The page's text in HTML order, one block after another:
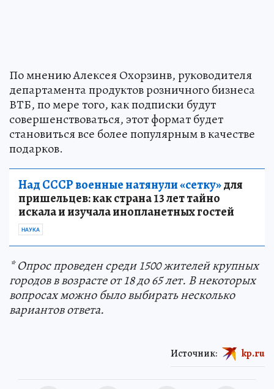
По мнению Алексея Охорзинв, руководителя
департамента продуктов розничного бизнеса
ВТБ, по мере того, как подписки будут
совершенствоваться, этот формат будет
становиться все более популярным в качестве
подарков.
Над СССР военные натянули «сетку»для
пришельцев: как страна 13 лет тайно
искала и изучала инопланетных гостей
НАУКА
* Опрос проведен среди 1500 жителей крупных
городов в возрасте от 18 до 65 лет. В некоторых
вопросах можно было выбирать несколько
вариантов ответа.
Источник: kp.ru